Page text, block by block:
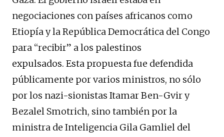
negociaciones con países africanos como
Etiopía y la República Democrática del Congo
para “recibir” a los palestinos
expulsados. Esta propuesta fue defendida
públicamente por varios ministros, no sólo
por los nazi-sionistas Itamar Ben-Gvir y
Bezalel Smotrich, sino también por la
ministra de Inteligencia Gila Gamliel del